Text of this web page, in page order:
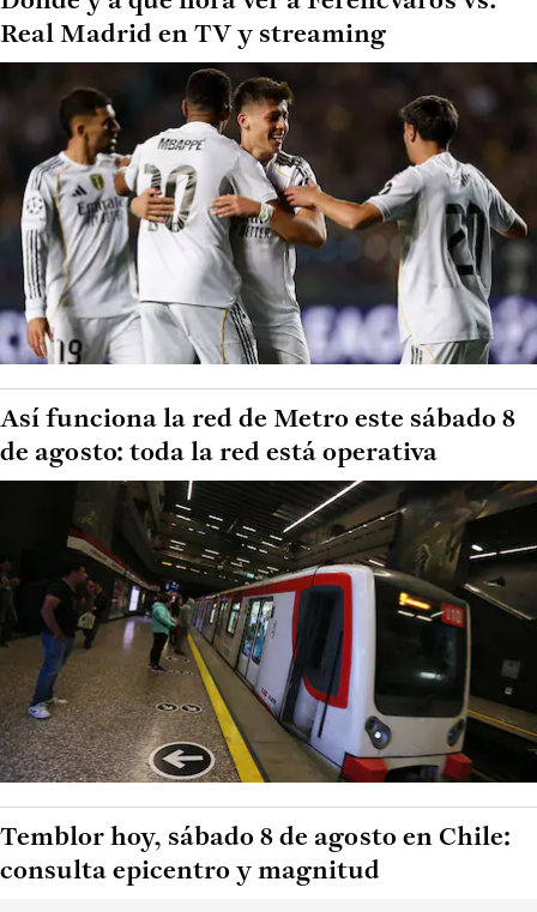
Real Madrid en TV y streaming
Así funciona la red de Metro este sábado 8
de agosto: toda la red está operativa
Temblor hoy, sábado 8 de agosto en Chile:
consulta epicentro y magnitud